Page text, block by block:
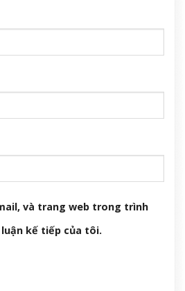
và trang web trong trình
kế tiếp của tôi.